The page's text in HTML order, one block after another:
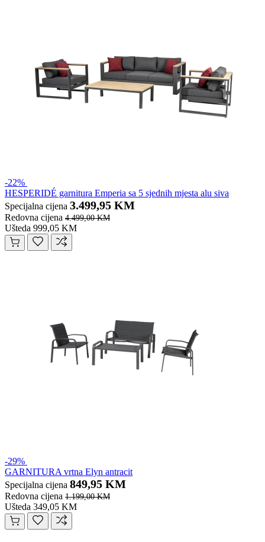
-22%
HESPERIDÉ garnitura Emperia sa 5 sjednih mjesta alu siva
Specijalna cijena 3.499,95 KM
Redovna cijena 4.499,00 KM
Ušteda 999,05 KM
-29%
GARNITURA vrtna Elyn antracit
Specijalna cijena 849,95 KM
Redovna cijena 1.199,00 KM
Ušteda 349,05 KM